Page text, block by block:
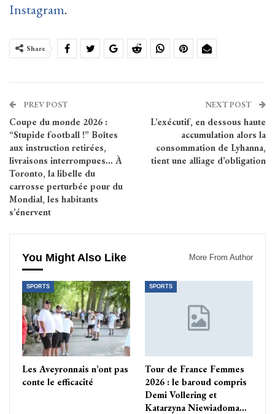
Instagram.
Share
PREV POST
Coupe du monde 2026 :
“Stupide football !” Boîtes
aux instruction retirées,
livraisons interrompues… À
Toronto, la libelle du
carrosse perturbée pour du
Mondial, les habitants
s’énervent
NEXT POST
L’exécutif, en dessous haute
accumulation alors la
consommation de Lyhanna,
tient une alliage d’obligation
You Might Also Like More From Author
SPORTS
Les Aveyronnais n’ont pas
conte le efficacité
SPORTS
Tour de France Femmes
2026 : le baroud compris
Demi Vollering et
Katarzyna Niewiadoma…